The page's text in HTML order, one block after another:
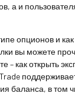
а и
опционов и
вы можете
– как открыть
баланса, в том